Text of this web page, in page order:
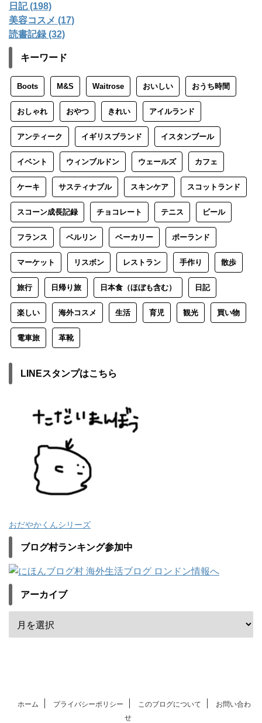
日記 (198)
美容コスメ (17)
読書記録 (32)
キーワード
Boots M&S Waitrose おいしい おうち時間
おしゃれ おやつ きれい アイルランド
アンティーク イギリスブランド イスタンブール
イベント ウィンブルドン ウェールズ カフェ
ケーキ サスティナブル スキンケア スコットランド
スコーン成長記録 チョコレート テニス ビール
フランス ベルリン ベーカリー ポーランド
マーケット リスボン レストラン 手作り 散歩
旅行 日帰り旅 日本食（ほぼも含む） 日記
楽しい 海外コスメ 生活 育児 観光 買い物
電車旅 革靴
LINEスタンプはこちら
おだやかくんシリーズ
ブログ村ランキング参加中
アーカイブ
ホーム プライバシーポリシー このブログについて
お問い合わ
せ